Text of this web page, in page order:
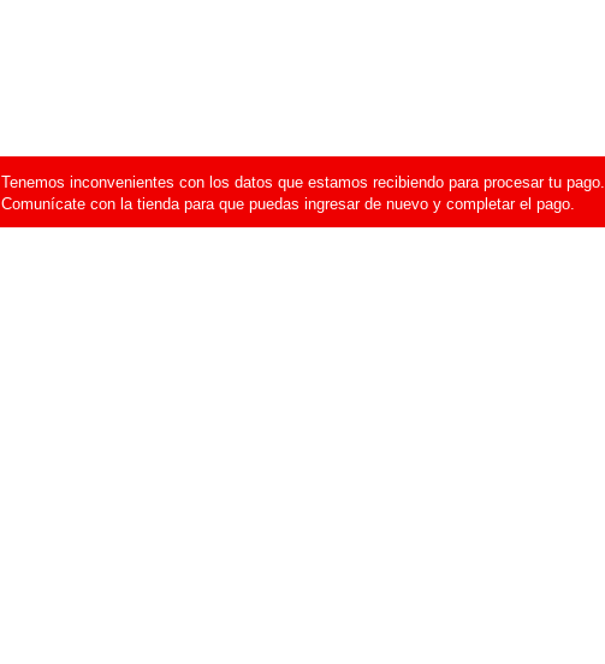
Tenemos inconvenientes con los datos que estamos recibiendo para procesar tu pago.
Comunícate con la tienda para que puedas ingresar de nuevo y completar el pago.